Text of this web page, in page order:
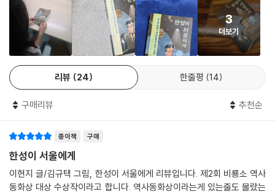
로 가야지만 그곳에 있다는 길잡이를 만나 저승으로 떠날 수 있는 성이는
백제 시대 자신이 알고 있던 물건만 만질 수 있는 데다, 울이의 집 대문 너
머로는 더 이상 이동할 수 없는 지박령 신세이다. 비 오는 날이면 자꾸 집을
찾아오는 듯한 오빠에 이어 성이까지…… 오빠와 정반대의 삶을 살기로 마
음먹었는데 성이는 자꾸만 울이에게 오빠와 닮은 행동을 하길 요구한다.
울이가 깃들었다는 물건은 늘 하고 다니는 그 금귀고리일까? 그리고 그 물
그리고 영원히 살아 있는 마음에 대하여
“분명한 건 이 유물들은 단순한 흙덩이나 돈이 아니라는 사실이다. 이건 한
성이 서울에게 전해 주는 사랑의 흔적이었다.”
3
더보기
리뷰 24 한줄평 14
구매리뷰 추천순
종이책 구매
한성이 서울에게
이현지 글/김규택 그림, 한성이 서울에게 리뷰입니다. 제2회 비룡소 역사
동화상 대상 수상작이라고 합니다. 역사동화상이라는게 있는줄도 몰랐는